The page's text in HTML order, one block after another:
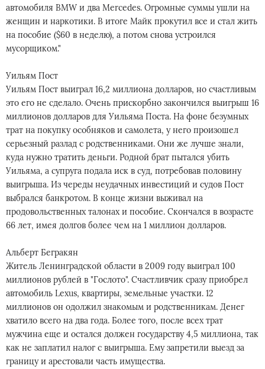
автомобиля BMW и два Mercedes. Огромные суммы ушли на
женщин и наркотики. В итоге Майк прокутил все и стал жить
на пособие ($60 в неделю), а потом снова устроился
мусорщиком."
Уильям Пост
Уильям Пост выиграл 16,2 миллиона долларов, но счастливым
это его не сделало. Очень прискорбно закончился выигрыш 16
миллионов долларов для Уильяма Поста. На фоне безумных
трат на покупку особняков и самолета, у него произошел
серьезный разлад с родственниками. Они же лучше знали,
куда нужно тратить деньги. Родной брат пытался убить
Уильяма, а супруга подала иск в суд, потребовав половину
выигрыша. Из череды неудачных инвестиций и судов Пост
выбрался банкротом. В конце жизни выживал на
продовольственных талонах и пособие. Скончался в возрасте
66 лет, имея долгов более чем на 1 миллион долларов.
Альберт Бегракян
Житель Ленинградской области в 2009 году выиграл 100
миллионов рублей в "Гослото". Счастливчик сразу приобрел
автомобиль Lexus, квартиры, земельные участки. 12
миллионов он одолжил знакомым и родственникам. Денег
хватило всего на два года. Более того, после всех трат
мужчина еще и остался должен государству 4,5 миллиона, так
как не заплатил налог с выигрыша. Ему запретили выезд за
границу и арестовали часть имущества.